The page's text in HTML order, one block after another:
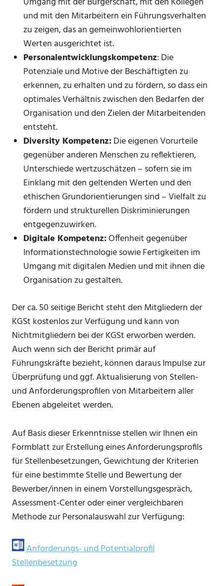
und mit den Mitarbeitern ein Führungsverhalten
zu zeigen, das an gemeinwohlorientierten
Werten ausgerichtet ist.
Personalentwicklungskompetenz: Die
Potenziale und Motive der Beschäftigten zu
erkennen, zu erhalten und zu fördern, so dass ein
optimales Verhältnis zwischen den Bedarfen der
Organisation und den Zielen der Mitarbeitenden
entsteht.
Diversity Kompetenz:Die eigenen Vorurteile
gegenüber anderen Menschen zu reflektieren,
Unterschiede wertzuschätzen – sofern sie im
Einklang mit den geltenden Werten und den
ethischen Grundorientierungen sind – Vielfalt zu
fördern und strukturellen Diskriminierungen
entgegenzuwirken.
Digitale Kompetenz:Offenheit gegenüber
Informationstechnologie sowie Fertigkeiten im
Umgang mit digitalen Medien und mit ihnen die
Organisation zu gestalten.
Der ca. 50 seitige Bericht steht den Mitgliedern der
KGSt kostenlos zur Verfügung und kann von
Nichtmitgliedern bei der KGSt erworben werden.
Auch wenn sich der Bericht primär auf
Führungskräfte bezieht, können daraus Impulse zur
Überprüfung und ggf. Aktualisierung von Stellen-
und Anforderungsprofilen von Mitarbeitern aller
Ebenen abgeleitet werden.
Auf Basis dieser Erkenntnisse stellen wir Ihnen ein
Formblatt zur Erstellung eines Anforderungsprofils
für Stellenbesetzungen, Gewichtung der Kriterien
für eine bestimmte Stelle und Bewertung der
Bewerber/innen in einem Vorstellungsgespräch,
Assessment-Center oder einer vergleichbaren
Methode zur Personalauswahl zur Verfügung:
Anforderungs- und Potentialprofil
Stellenbesetzung